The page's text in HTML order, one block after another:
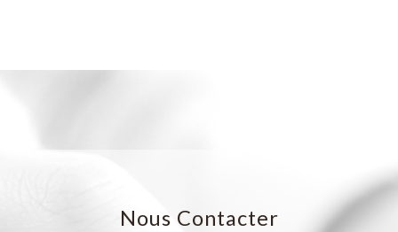
Nous Contacter